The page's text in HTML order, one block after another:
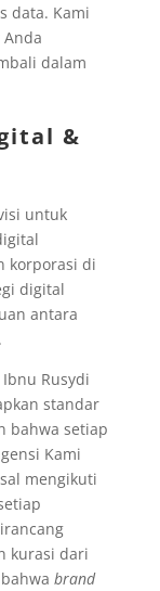
data. Kami
dalam
&
untuk
korporasi di
digital
antara
Rusydi
standar
bahwa setiap
Kami
mengikuti
kurasi dari
brand